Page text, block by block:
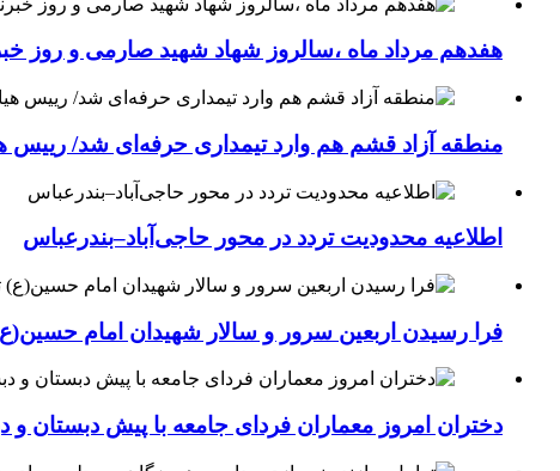
هفدهم مرداد ماه ،سالروز شهاد شهید صارمی و روز
منطقه آزاد قشم هم وارد تیمداری حرفه‌ای شد/ رییس
اطلاعیه محدودیت تردد در محور حاجی‌آباد–بندرعباس
فرا رسیدن اربعین سرور و سالار شهیدان امام
دختران امروز معماران فردای جامعه با پیش دبستان و